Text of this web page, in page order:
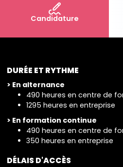
Candidature
DURÉE ET RYTHME
> En alternance
490 heures en centre de
1295 heures en entreprise
> En formation continue
490 heures en centre de
350 heures en entreprise
DÉLAIS D'ACCÈS